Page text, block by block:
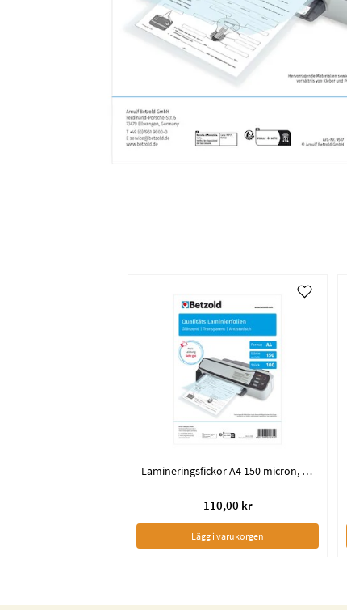
Lamineringsfickor A4 150 micron, Blank yta
110,00 kr
Lägg i varukorgen